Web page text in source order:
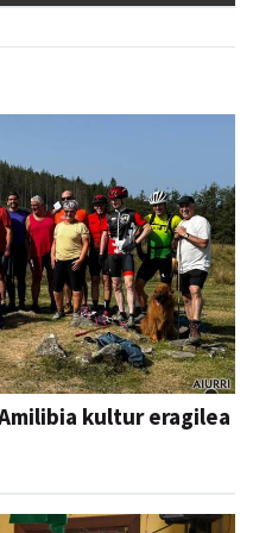
kultur eragilea